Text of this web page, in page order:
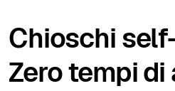
Chioschi
Zero tempi di